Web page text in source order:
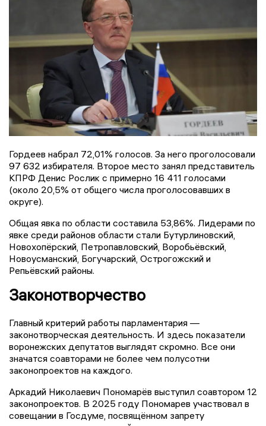
Гордеев набрал 72,01% голосов. За него проголосовали
97 632 избирателя. Второе место занял представитель
КПРФ Денис Рослик с примерно 16 411 голосами
(около 20,5% от общего числа проголосовавших в
округе).
Общая явка по области составила 53,86%. Лидерами по
явке среди районов области стали Бутурлиновский,
Новохопёрский, Петропавловский, Воробьёвский,
Новоусманский, Богучарский, Острогожский и
Репьёвский районы.
Законотворчество
Главный критерий работы парламентария —
законотворческая деятельность. И здесь показатели
воронежских депутатов выглядят скромно. Все они
значатся соавторами не более чем полусотни
законопроектов на каждого.
Аркадий Николаевич Пономарёв выступил соавтором 12
законопроектов. В 2025 году Пономарев участвовал в
совещании в Госдуме, посвящённом запрету